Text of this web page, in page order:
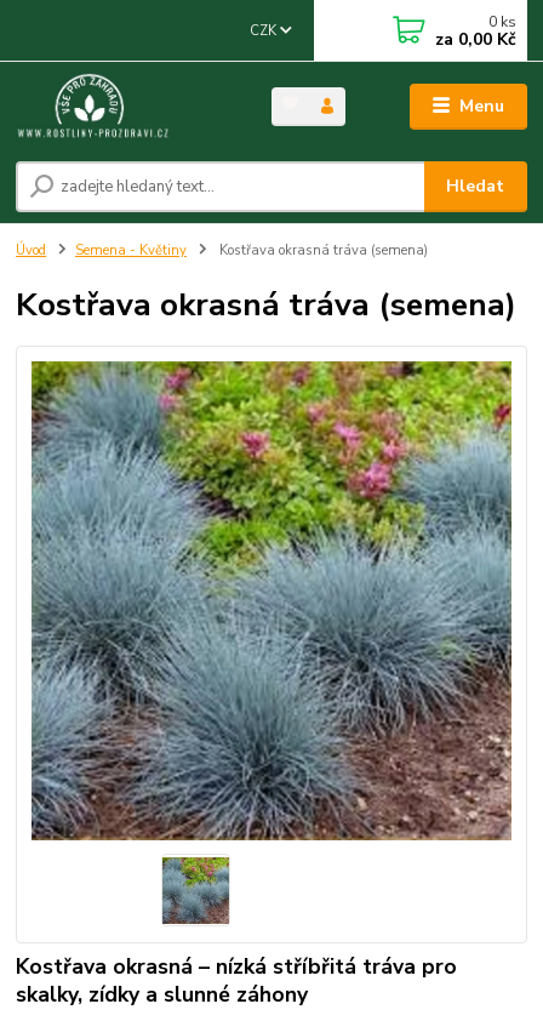
Menu
CZK
Hledat
0 ks
za 0,00 Kč
Úvod Semena - Květiny Kostřava okrasná tráva (semena)
Kostřava okrasná tráva (semena)
Kostřava okrasná – nízká stříbřitá tráva pro
skalky, zídky a slunné záhony